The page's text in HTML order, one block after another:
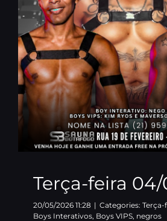
Terça-feira
20/05/2026 11:28 | Categories: Terça-
Boys Interativos, Boys VIPS, negros